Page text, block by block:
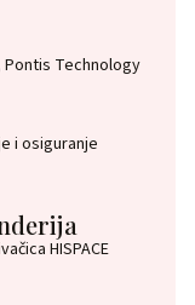
Technology
i osiguranje
HISPACE